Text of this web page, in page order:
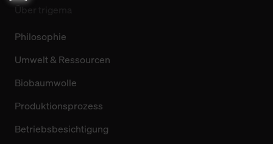
Über trigema
Philosophie
Umwelt & Ressourcen
Biobaumwolle
Produktionsprozess
Betriebsbesichtigung